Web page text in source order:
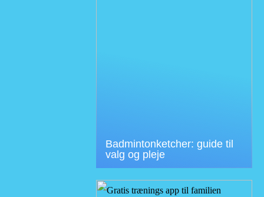
Badmintonketcher: guide til
valg og pleje